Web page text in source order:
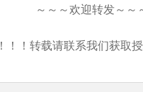
～～～欢迎转发～～
！！！转载请联系我们获取